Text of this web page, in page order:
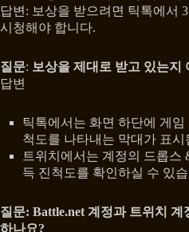
답변: 보상을 받으려면 틱톡에서
시청해야 합니다.
질문: 보상을 제대로 받고 있는지
답변
틱톡에서는 화면 하단에 게
척도를 나타내는 막대가 표시
트위치에서는 계정의 드롭스
득 진척도를 확인하실 수 있
질문: Battle.net 계정과 트위치
하나요?